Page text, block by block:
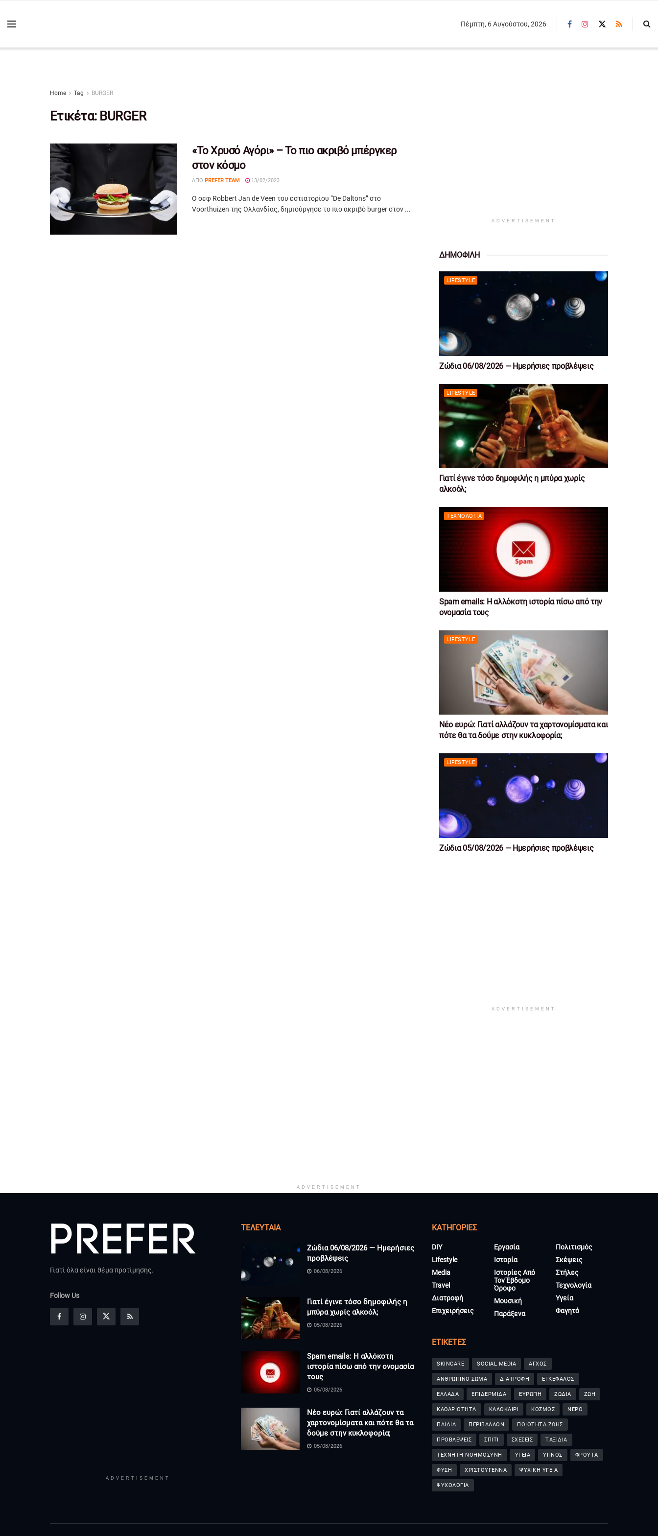
Πέμπτη, 6 Αυγούστου, 2026
Home Tag BURGER
Ετικέτα: BURGER
«Το Χρυσό Αγόρι» – Το πιο ακριβό μπέργκερ
στον κόσμο
ΑΠΌ PREFER TEAM 13/02/2023
Ο σεφ Robbert Jan de Veen του εστιατορίου “De Daltons” στο
Voorthuizen της Ολλανδίας, δημιούργησε το πιο ακριβό burger στον ...
ADVERTISEMENT
ΔΗΜΟΦΙΛΗ
LIFESTYLE
Ζώδια 06/08/2026 — Ημερήσιες προβλέψεις
LIFESTYLE
Γιατί έγινε τόσο δημοφιλής η μπύρα χωρίς
αλκοόλ;
ΤΕΧΝΟΛΟΓΊΑ
Spam emails: Η αλλόκοτη ιστορία πίσω από την
ονομασία τους
LIFESTYLE
Νέο ευρώ: Γιατί αλλάζουν τα χαρτονομίσματα και
πότε θα τα δούμε στην κυκλοφορία;
LIFESTYLE
Ζώδια 05/08/2026 — Ημερήσιες προβλέψεις
ADVERTISEMENT
ADVERTISEMENT
Γιατί όλα είναι θέμα προτίμησης.
Follow Us
ADVERTISEMENT
ΤΕΛΕΥΤΑΊΑ
Ζώδια 06/08/2026 — Ημερήσιες
προβλέψεις
06/08/2026
Γιατί έγινε τόσο δημοφιλής η
μπύρα χωρίς αλκοόλ;
05/08/2026
Spam emails: Η αλλόκοτη
ιστορία πίσω από την ονομασία
τους
05/08/2026
Νέο ευρώ: Γιατί αλλάζουν τα
χαρτονομίσματα και πότε θα τα
δούμε στην κυκλοφορία;
05/08/2026
KΑΤΗΓΟΡΊΕΣ
DIY
Lifestyle
Media
Travel
Διατροφή
Επιχειρήσεις
Εργασία
Ιστορία
Ιστορίες Από
Τον Έβδομο
Όροφο
Μουσική
Παράξενα
Πολιτισμός
Σκέψεις
Στήλες
Τεχνολογία
Υγεία
Φαγητό
ΕΤΙΚΈΤΕΣ
SKINCARE SOCIAL MEDIA ΑΓΧΟΣ
ΑΝΘΡΩΠΙΝΟ ΣΩΜΑ ΔΙΑΤΡΟΦΗ ΕΓΚΕΦΑΛΟΣ
ΕΛΛΑΔΑ ΕΠΙΔΕΡΜΙΔΑ ΕΥΡΩΠΗ ΖΩΔΙΑ ΖΩΗ
ΚΑΘΑΡΙΟΤΗΤΑ ΚΑΛΟΚΑΙΡΙ ΚΟΣΜΟΣ ΝΕΡΟ
ΠΑΙΔΙΑ ΠΕΡΙΒΑΛΛΟΝ ΠΟΙΟΤΗΤΑ ΖΩΗΣ
ΠΡΟΒΛΕΨΕΙΣ ΣΠΙΤΙ ΣΧΕΣΕΙΣ ΤΑΞΙΔΙΑ
ΤΕΧΝΗΤΗ ΝΟΗΜΟΣΥΝΗ ΥΓΕΙΑ ΥΠΝΟΣ ΦΡΟΥΤΑ
ΦΥΣΗ ΧΡΙΣΤΟΥΓΕΝΝΑ ΨΥΧΙΚΗ ΥΓΕΙΑ
ΨΥΧΟΛΟΓΙΑ